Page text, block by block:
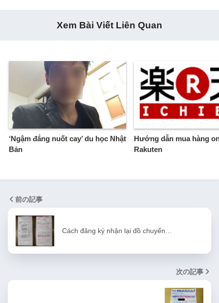
Xem Bài Viết Liên Quan
‘Ngậm đắng nuốt cay’ du học Nhật
Bản
Hướng dẫn mua hàng
Rakuten
前の記事
Cách đăng ký nhận lại đồ chuyển…
次の記事